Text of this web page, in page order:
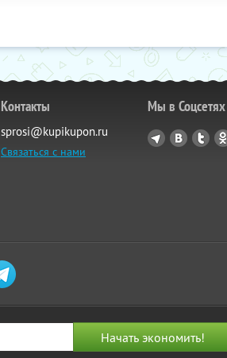
Контакты
sprosi@kupikupon.ru
Связаться с нами
Мы в Соцсетях